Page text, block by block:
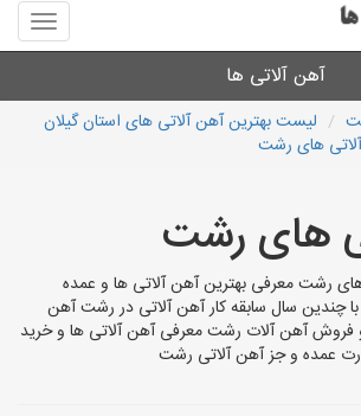
منوی
سایت
آلاتی
آهن آلاتی ها
میلگرد نبشی،مفتول
لوله و اتصالات
سایر آهن آلات
لیست بهترین آهن آلاتی های استان گیلان
های رشت
های رشت
رشت معرفی بهترین آهن آلاتی ها و عمده
چندین سال سابقه کار آهن آلاتی در رشت آهن
آهن آلات رشت معرفی آهن آلاتی ها و خرید
عمده و جز آهن آلاتی رشت